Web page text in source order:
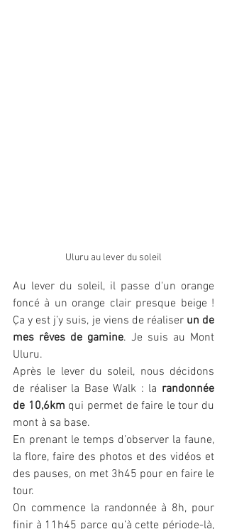
Uluru au lever du soleil
Au lever du soleil, il passe d'un orange
foncé à un orange clair presque beige !
Ça y est j’y suis, je viens de réaliser un de
mes rêves de gamine. Je suis au Mont
Uluru.
Après le lever du soleil, nous décidons
de réaliser la Base Walk : la randonnée
de 10,6km qui permet de faire le tour du
mont à sa base.
En prenant le temps d’observer la faune,
la flore, faire des photos et des vidéos et
des pauses, on met 3h45 pour en faire le
tour.
On commence la randonnée à 8h, pour
finir à 11h45 parce qu’à cette période-là,